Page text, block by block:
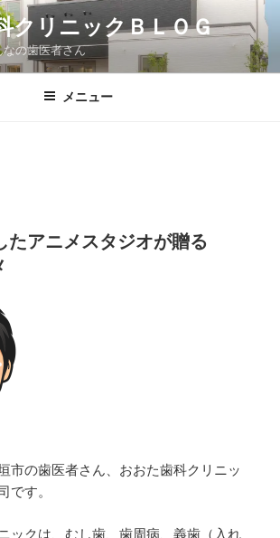
クリニックＢＬＯＧ
の歯医者さん
メニュー
たアニメスタジオが贈る
市の歯医者さん、おおた歯科クリニッ
です。
ックは、むし歯、歯周病、義歯（入れ